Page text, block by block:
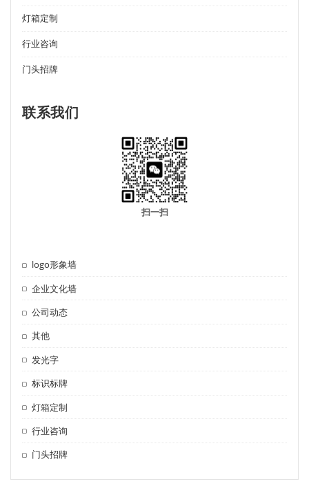
灯箱定制
行业咨询
门头招牌
联系我们
扫一扫
logo形象墙
企业文化墙
公司动态
其他
发光字
标识标牌
灯箱定制
行业咨询
门头招牌